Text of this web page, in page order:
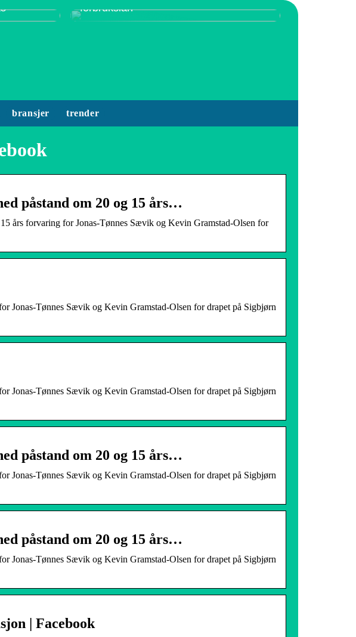
forbrukslån
bransjer trender
påstand om 20 og 15 års…
års forvaring for Jonas-Tønnes Sævik og Kevin Gramstad-Olsen for
Jonas-Tønnes Sævik og Kevin Gramstad-Olsen for drapet på Sigbjørn
Jonas-Tønnes Sævik og Kevin Gramstad-Olsen for drapet på Sigbjørn
påstand om 20 og 15 års…
Jonas-Tønnes Sævik og Kevin Gramstad-Olsen for drapet på Sigbjørn
påstand om 20 og 15 års…
Jonas-Tønnes Sævik og Kevin Gramstad-Olsen for drapet på Sigbjørn
| Facebook